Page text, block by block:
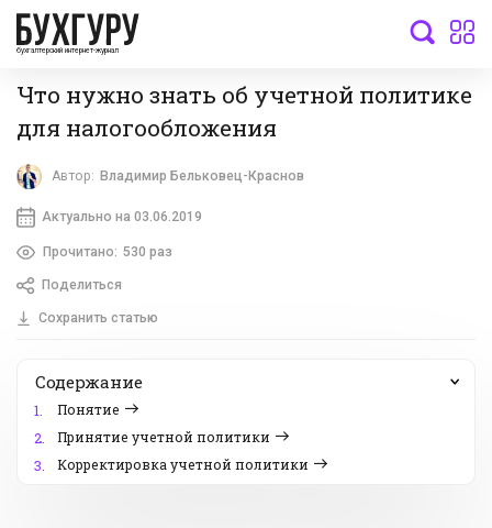
бухгалтерский интернет-журнал
Что нужно знать об учетной политике
для налогообложения
Автор: Владимир Бельковец-Краснов
Актуально на 03.06.2019
Прочитано: 530 раз
Поделиться
Сохранить статью
Содержание
1.
Понятие
2.
Принятие учетной политики
3.
Корректировка учетной политики